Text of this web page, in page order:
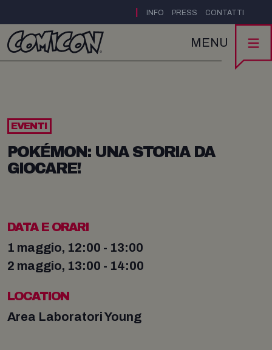
INFO PRESS CONTATTI
MENU
EVENTI
POKÉMON: UNA STORIA DA
GIOCARE!
DATA E ORARI
1 maggio, 12:00 - 13:00
2 maggio, 13:00 - 14:00
LOCATION
Area Laboratori Young